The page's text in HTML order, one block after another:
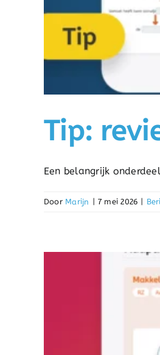
Tip:
Een belangrijk
Door Marijn | 7 mei 2026 |